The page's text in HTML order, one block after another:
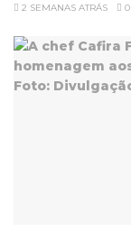
2 SEMANAS ATRÁS 0